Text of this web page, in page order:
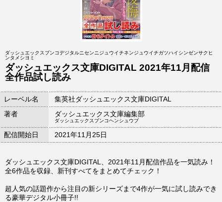
ダッシュエックスブンコデジタルニセンニジュウイチネンジュウイチガツハイシンゼンサクヒ
ンタメシヨミ
ダッシュエックス文庫DIGITAL 2021年11月配信
全作品試し読み
レーベル名
集英社ダッシュエックス文庫DIGITAL
著者
ダッシュエックス文庫編集部
ダッシュエックスブンコヘンシュウブ
配信開始日 2021年11月25日
ダッシュエックス文庫DIGITAL、2021年11月配信作品を一気読み！
全6作品を収録、新刊すべてをまとめてチェック！
超人気の話題作から注目の新シリーズまで4作が一気に試し読みでき
る豪華デジタル小冊子!!